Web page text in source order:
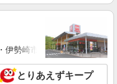
伊勢崎市・太田市・館林市
とりあえずキープ